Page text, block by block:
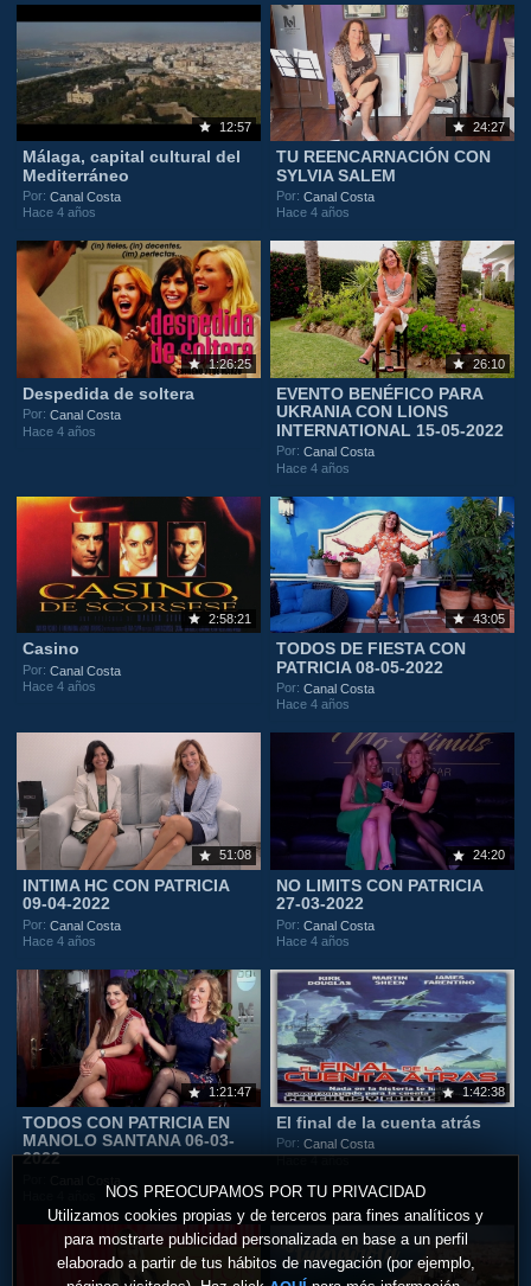
NOS PREOCUPAMOS POR TU PRIVACIDAD
Utilizamos cookies propias y de terceros para fines analíticos y
para mostrarte publicidad personalizada en base a un perfil
elaborado a partir de tus hábitos de navegación (por ejemplo,
12:57
Málaga, capital cultural del
Mediterráneo
Por:Canal Costa
Hace 4 años
24:27
TU REENCARNACIÓN CON
SYLVIA SALEM
Por:Canal Costa
Hace 4 años
1:26:25
Despedida de soltera
Por:Canal Costa
Hace 4 años
26:10
EVENTO BENÉFICO PARA
UKRANIA CON LIONS
INTERNATIONAL 15-05-2022
Por:Canal Costa
Hace 4 años
2:58:21
Casino
Por:Canal Costa
Hace 4 años
43:05
TODOS DE FIESTA CON
PATRICIA 08-05-2022
Por:Canal Costa
Hace 4 años
51:08
INTIMA HC CON PATRICIA
09-04-2022
Por:Canal Costa
Hace 4 años
24:20
NO LIMITS CON PATRICIA
27-03-2022
Por:Canal Costa
Hace 4 años
1:21:47
TODOS CON PATRICIA EN
MANOLO SANTANA 06-03-
2022
1:42:38
El final de la cuenta atrás
Por:Canal Costa
Hace 4 años